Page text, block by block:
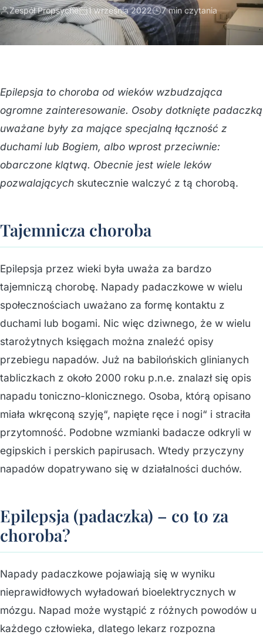
Zespół Propsyche 1 września 2022 7 min czytania
Epilepsja to choroba od wieków wzbudzająca
ogromne zainteresowanie. Osoby dotknięte padaczką
uważane były za mające specjalną łączność z
duchami lub Bogiem, albo wprost przeciwnie:
obarczone klątwą. Obecnie jest wiele leków
pozwalających skutecznie walczyć z tą chorobą.
Tajemnicza choroba
Epilepsja przez wieki była uważa za bardzo
tajemniczą chorobę. Napady padaczkowe w wielu
społecznościach uważano za formę kontaktu z
duchami lub bogami. Nic więc dziwnego, że w wielu
starożytnych księgach można znaleźć opisy
przebiegu napadów. Już na babilońskich glinianych
tabliczkach z około 2000 roku p.n.e. znalazł się opis
napadu toniczno-klonicznego. Osoba, którą opisano
miała wkręconą szyję“, napięte ręce i nogi“ i straciła
przytomność. Podobne wzmianki badacze odkryli w
egipskich i perskich papirusach. Wtedy przyczyny
napadów dopatrywano się w działalności duchów.
Epilepsja (padaczka) – co to za
choroba?
Napady padaczkowe pojawiają się w wyniku
nieprawidłowych wyładowań bioelektrycznych w
mózgu. Napad może wystąpić z różnych powodów u
każdego człowieka, dlatego lekarz rozpozna